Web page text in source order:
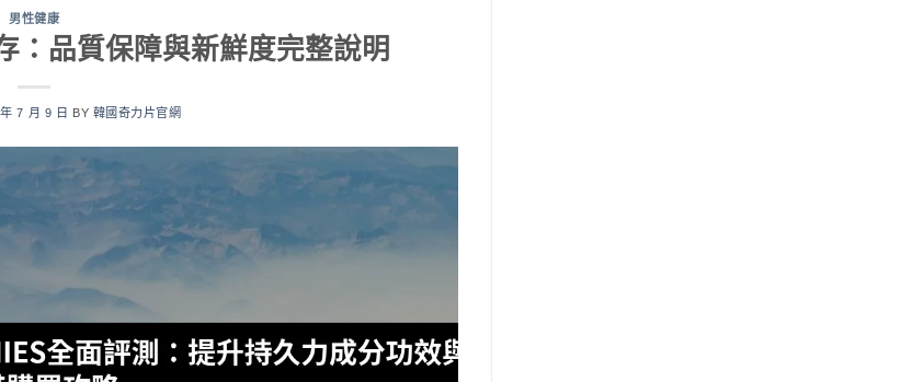
男性健康
：品質保障與新鮮度完整說明
7 月 9 日 BY 韓國奇力片官網